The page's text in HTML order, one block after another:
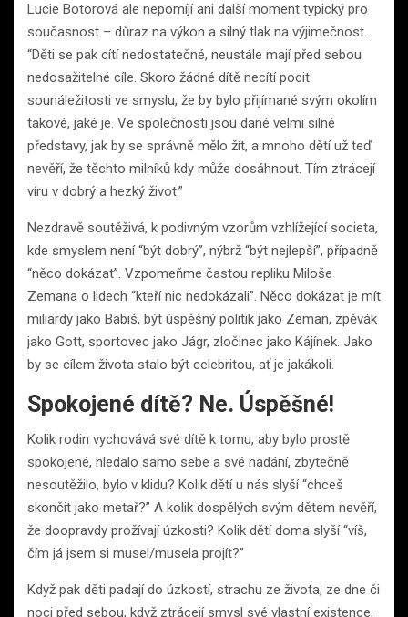
Lucie Botorová ale nepomíjí ani další moment typický pro
současnost – důraz na výkon a silný tlak na výjimečnost.
“Děti se pak cítí nedostatečné, neustále mají před sebou
nedosažitelné cíle. Skoro žádné dítě necítí pocit
sounáležitosti ve smyslu, že by bylo přijímané svým okolím
takové, jaké je. Ve společnosti jsou dané velmi silné
představy, jak by se správně mělo žít, a mnoho dětí už teď
nevěří, že těchto milníků kdy může dosáhnout. Tím ztrácejí
víru v dobrý a hezký život.”
Nezdravě soutěživá, k podivným vzorům vzhlížející societa,
kde smyslem není “být dobrý”, nýbrž “být nejlepší”, případně
“něco dokázat”. Vzpomeňme častou repliku Miloše
Zemana o lidech “kteří nic nedokázali”. Něco dokázat je mít
miliardy jako Babiš, být úspěšný politik jako Zeman, zpěvák
jako Gott, sportovec jako Jágr, zločinec jako Kájínek. Jako
by se cílem života stalo být celebritou, ať je jakákoli.
Spokojené dítě? Ne. Úspěšné!
Kolik rodin vychovává své dítě k tomu, aby bylo prostě
spokojené, hledalo samo sebe a své nadání, zbytečně
nesoutěžilo, bylo v klidu? Kolik dětí u nás slyší “chceš
skončit jako metař?” A kolik dospělých svým dětem nevěří,
že doopravdy prožívají úzkosti? Kolik dětí doma slyší “víš,
čím já jsem si musel/musela projít?”
Když pak děti padají do úzkostí, strachu ze života, ze dne či
noci před sebou, když ztrácejí smysl své vlastní existence,